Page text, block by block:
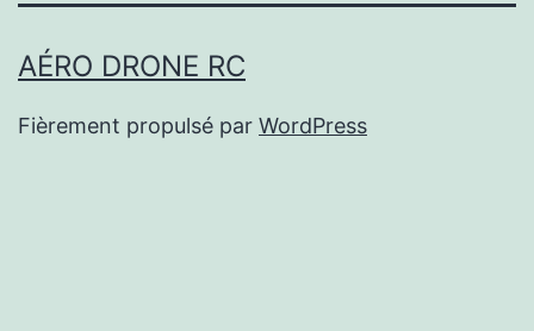
AÉRO DRONE RC
Fièrement propulsé par WordPress